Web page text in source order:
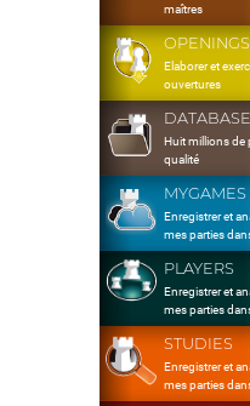
maîtres
OPENINGS
Elaborer et
ouvertures
DATABASE
Huit millions de
qualité
MYGAMES
Enregistrer et
mes parties
PLAYERS
Enregistrer et
mes parties
STUDIES
Enregistrer et
mes parties